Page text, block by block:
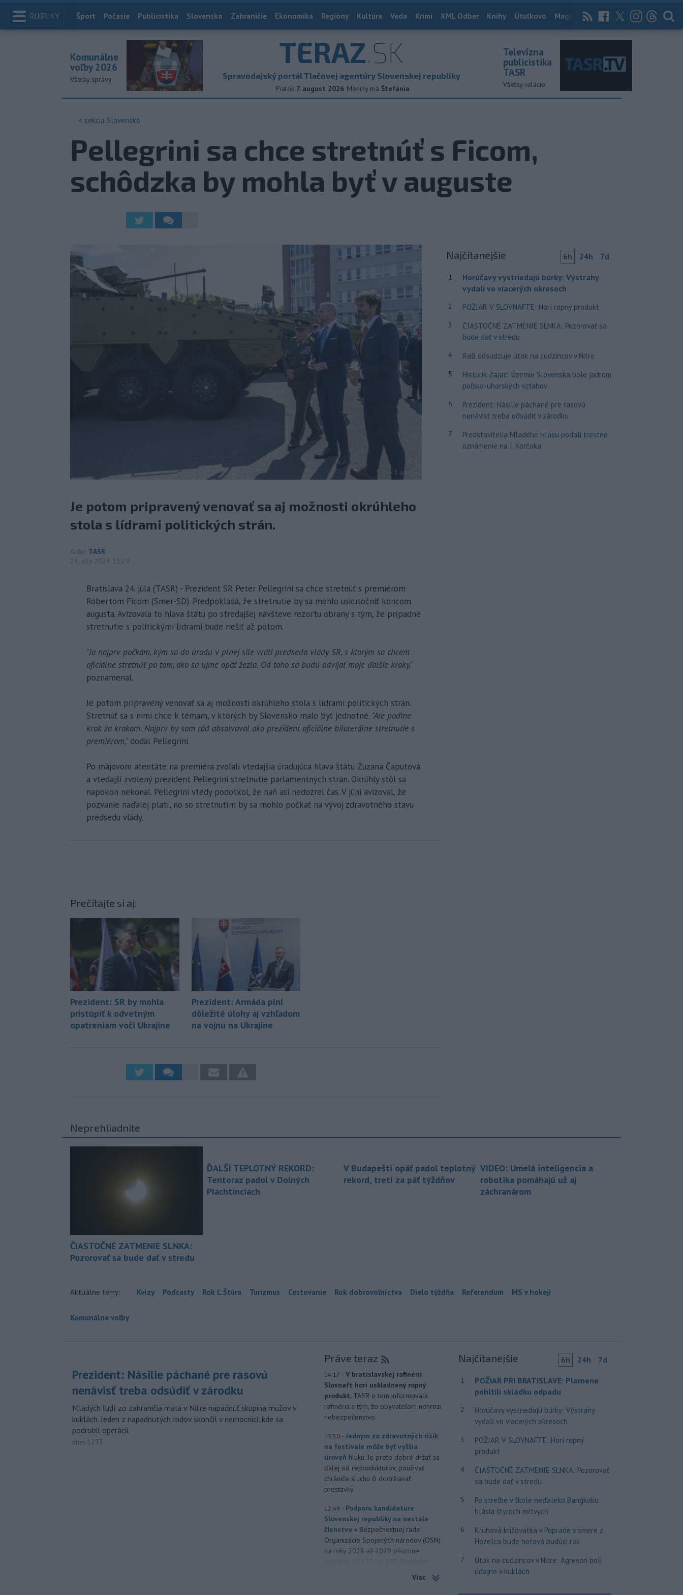
RUBRIKY Index
Šport Počasie Publicistika Slovensko Zahraničie Ekonomika Regióny Kultúra Veda Krimi XML Odber Knihy Útulkovo Magazín News Now Archív
TERAZ.SK
Spravodajský portál Tlačovej agentúry Slovenskej republiky
Piatok 7. august 2026 Meniny má Štefánia
Komunálne
voľby 2026
Všetky správy
Televízna
publicistika
TASR
Všetky relácie
< sekcia Slovensko
Pellegrini sa chce stretnúť s Ficom,
schôdzka by mohla byť v auguste
Je potom pripravený venovať sa aj možnosti okrúhleho
stola s lídrami politických strán.
Autor TASR
24. júla 2024 15:29
Bratislava 24. júla (TASR) - Prezident SR Peter Pellegrini sa chce stretnúť s premiérom
Robertom Ficom (Smer-SD). Predpokladá, že stretnutie by sa mohlo uskutočniť koncom
augusta. Avizovala to hlava štátu po stredajšej návšteve rezortu obrany s tým, že prípadné
stretnutie s politickými lídrami bude riešiť až potom.
"Ja najprv počkám, kým sa do úradu v plnej sile vráti predseda vlády SR, s ktorým sa chcem
oficiálne stretnúť po tom, ako sa ujme opäť žezla. Od toho sa budú odvíjať moje ďalšie kroky,"
poznamenal.
Je potom pripravený venovať sa aj možnosti okrúhleho stola s lídrami politických strán.
Stretnúť sa s nimi chce k témam, v ktorých by Slovensko malo byť jednotné. "Ale poďme
krok za krokom. Najprv by som rád absolvoval ako prezident oficiálne bilaterálne stretnutie s
premiérom," dodal Pellegrini.
Po májovom atentáte na premiéra zvolali vtedajšia úradujúca hlava štátu Zuzana Čaputová
a vtedajší zvolený prezident Pellegrini stretnutie parlamentných strán. Okrúhly stôl sa
napokon nekonal. Pellegrini vtedy podotkol, že naň asi nedozrel čas. V júni avizoval, že
pozvanie naďalej platí, no so stretnutím by sa mohlo počkať na vývoj zdravotného stavu
predsedu vlády.
Prečítajte si aj:
Prezident: SR by mohla
pristúpiť k odvetným
opatreniam voči Ukrajine
Prezident: Armáda plní
dôležité úlohy aj vzhľadom
na vojnu na Ukrajine
Najčítanejšie 6h 24h 7d
1
Horúčavy vystriedajú búrky: Výstrahy
vydali vo viacerých okresoch
2 POŽIAR V SLOVNAFTE: Horí ropný produkt
3
ČIASTOČNÉ ZATMENIE SLNKA: Pozorovať sa
bude dať v stredu
4 Raši odsudzuje útok na cudzincov v Nitre
5
Historik Zajac: Územie Slovenska bolo jadrom
poľsko-uhorských vzťahov
6
Prezident: Násilie páchané pre rasovú
nenávisť treba odsúdiť v zárodku
7
Predstavitelia Mladého Hlasu podali trestné
oznámenie na I. Korčoka
Neprehliadnite
ČIASTOČNÉ ZATMENIE SLNKA:
Pozorovať sa bude dať v stredu
ĎALŠÍ TEPLOTNÝ REKORD:
Tentoraz padol v Dolných
Plachtinciach
V Budapešti opäť padol teplotný
rekord, tretí za päť týždňov
VIDEO: Umelá inteligencia a
robotika pomáhajú už aj
záchranárom
Aktuálne témy: Kvízy Podcasty Rok Ľ.Štúra Turizmus Cestovanie Rok dobrovoľníctva Dielo týždňa Referendum MS v hokeji
Komunálne voľby
Prezident: Násilie páchané pre rasovú
nenávisť treba odsúdiť v zárodku
Mladých ľudí zo zahraničia mala v Nitre napadnúť skupina mužov v
kuklách. Jeden z napadnutých Indov skončil v nemocnici, kde sa
podrobil operácii.
dnes 12:33
Práve teraz
14:17 - V bratislavskej rafinérii
Slovnaft horí uskladnený ropný
produkt. TASR o tom informovala
rafinéria s tým, že obyvateľom nehrozí
nebezpečenstvo.
13:50 - Jedným zo zdravotných rizík
na festivale môže byť vyššia
úroveň hluku. Je preto dobré držať sa
ďalej od reproduktorov, používať
chrániče sluchu či dodržiavať
prestávky.
12:49 - Podporu kandidatúre
Slovenskej republiky na nestále
členstvo v Bezpečnostnej rade
Organizácie Spojených národov (OSN)
na roky 2028 až 2029 písomne
Viac
Najčítanejšie 6h 24h 7d
1
POŽIAR PRI BRATISLAVE: Plamene
pohltili skládku odpadu
2
Horúčavy vystriedajú búrky: Výstrahy
vydali vo viacerých okresoch
3
POŽIAR V SLOVNAFTE: Horí ropný
produkt
4
ČIASTOČNÉ ZATMENIE SLNKA: Pozorovať
sa bude dať v stredu
5
Po streľbe v škole neďaleko Bangkoku
hlásia štyroch mŕtvych
6
Kruhová križovatka v Poprade v smere z
Hozelca bude hotová budúci rok
7
Útok na cudzincov v Nitre: Agresori boli
údajne v kuklách